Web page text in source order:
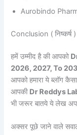
Aurobindo
Conclusion ( निष्कर्ष )
हमें उम्मीद है की आपको
2026, 2027, To
आपको हमारा ये ब्लॉग
आपकी Dr Reddys
भी जरूर बातये ये लेख
अक्सर पूछे जाने वाले